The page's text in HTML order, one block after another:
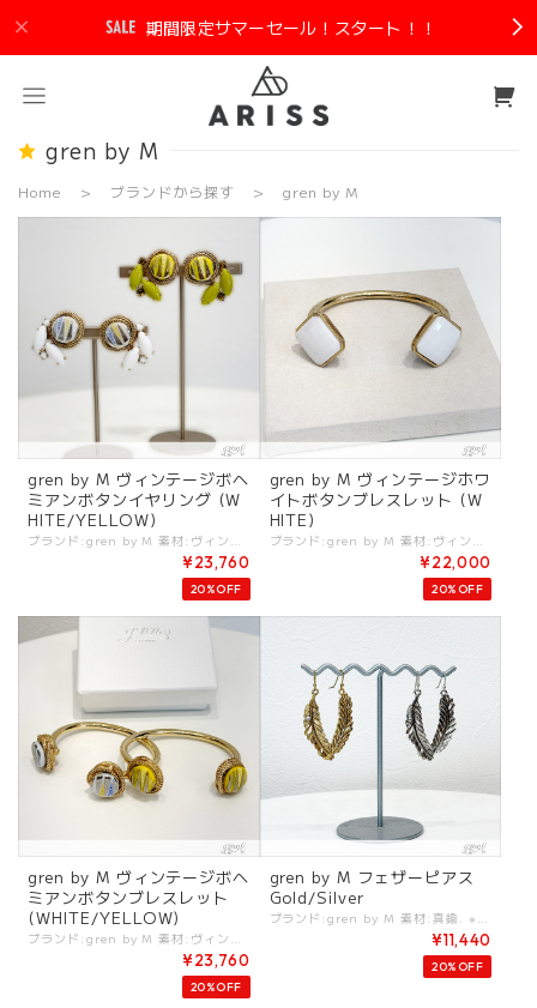
期間限定サマーセール！スタート！！
gren by M
Home ブランドから探す gren by M
gren by M ヴィンテージボヘ
ミアンボタンイヤリング (W
HITE/YELLOW)
¥23,760
20%OFF
gren by M ヴィンテージホワ
イトボタンブレスレット (W
HITE)
¥22,000
20%OFF
gren by M ヴィンテージボヘ
ミアンボタンブレスレット
(WHITE/YELLOW)
ブランド:gren by M 素材:ヴィンテージボタン/真鍮. ※付属:ブランド箱 (デッドストック/ヴィンテージパーツには色味の変化や、多少のキズに見える部分がある場合がございます。ヴィンテージ（加工）ならではの風合いとしてお楽しみください。) カラー:White/Yellow サイズ:周囲約13cm. モチーフ約1.8cm. - デッドストックのボヘミアン長デザインのボタンを使ったブレスレット。 ゴールドにホワイト、イエローの２色展開。 #gren #grenbym #グリン #ブレスレット -gren by M- 「宝石箱を開けたときのような わくわくするアクセサリー」をコンセプトに、時代や流行が変わっても末長く愛着をもてる「宝物」のような存在でありたい。 そう想いを込めて一点一点丁寧につくられています。 80年のときを経てエイジングされた独特の色合いが特徴的なフランス製の手吹きのスフレグラスパール. 名だたるメゾンに使われた彫金細工のような細かいモチーフが特徴の「desrues社」のガラスボタン. デザイナーが世界中を旅して探し出したヴィンテージやリミテッドの希少なパーツが施されたアクセサリーたちは言葉のとおり「宝物」のよう。 ※くすんで見える場合がございますが、ヴィンテージの加工によるものです。 ※商品カラーは撮影時の光や閲覧環境によって、実際の商品と若干異なる場合がございます。 ※平置き採寸となりますので、多少の誤差が生じる場合がございます。 ※タグ記載の注意事項、洗濯表示を必ずお読みください。 ☆その他気になる点はお気軽にご連絡ください。 gren-earfeather
¥23,760
20%OFF
gren by M フェザーピアス
Gold/Silver
ブランド:gren by M 素材:真鍮. ※付属:ブランド箱 (デッドストック/ヴィンテージパーツには色味の変化や、多少のキズに見える部分がある場合がございます。ヴィンテージ（加工）ならではの風合いとしてお楽しみください。) カラー:Gold/Silver サイズ:約4.5cm×約1cm. - フェザーモチーフのピアス。 片側にはビジューのワンポイント。 #gren #grenbym #グリン #ピアス -gren by M- 「宝石箱を開けたときのような わくわくするアクセサリー」をコンセプトに、時代や流行が変わっても末長く愛着をもてる「宝物」のような存在でありたい。 そう想いを込めて一点一点丁寧につくられています。 80年のときを経てエイジングされた独特の色合いが特徴的なフランス製の手吹きのスフレグラスパール. 名だたるメゾンに使われた彫金細工のような細かいモチーフが特徴の「desrues社」のガラスボタン. デザイナーが世界中を旅して探し出したヴィンテージやリミテッドの希少なパーツが施されたアクセサリーたちは言葉のとおり「宝物」のよう。 ※くすんで見える場合がございますが、ヴィンテージの加工によるものです。 ※商品カラーは撮影時の光や閲覧環境によって、実際の商品と若干異なる場合がございます。 ※平置き採寸となりますので、多少の誤差が生じる場合がございます。 ※タグ記載の注意事項、洗濯表示を必ずお読みください。 ☆その他気になる点はお気軽にご連絡ください。 gren-earfeather
¥11,440
20%OFF